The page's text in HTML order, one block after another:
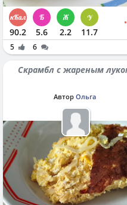
90.2 5.6 2.2 11.7
5 6
Скрамбл с жареным
Автор Ольга